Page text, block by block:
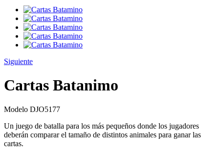
Siguiente
Cartas Batanimo
Modelo DJO5177
Un juego de batalla para los más pequeños donde los jugadores
deberán comparar el tamaño de distintos animales para ganar las
cartas.